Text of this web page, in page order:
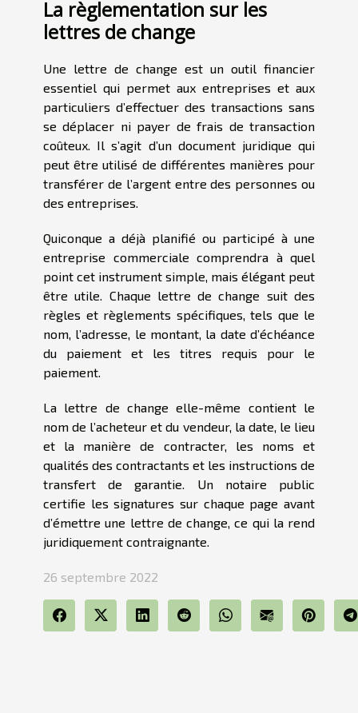
La règlementation sur les
lettres de change
Une lettre de change est un outil financier
essentiel qui permet aux entreprises et aux
particuliers d’effectuer des transactions sans
se déplacer ni payer de frais de transaction
coûteux. Il s’agit d’un document juridique qui
peut être utilisé de différentes manières pour
transférer de l’argent entre des personnes ou
des entreprises.
Quiconque a déjà planifié ou participé à une
entreprise commerciale comprendra à quel
point cet instrument simple, mais élégant peut
être utile. Chaque lettre de change suit des
règles et règlements spécifiques, tels que le
nom, l’adresse, le montant, la date d’échéance
du paiement et les titres requis pour le
paiement.
La lettre de change elle-même contient le
nom de l’acheteur et du vendeur, la date, le lieu
et la manière de contracter, les noms et
qualités des contractants et les instructions de
transfert de garantie. Un notaire public
certifie les signatures sur chaque page avant
d’émettre une lettre de change, ce qui la rend
juridiquement contraignante.
26 septembre 2022